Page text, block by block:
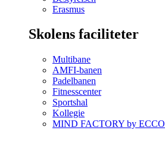
Erasmus
Skolens faciliteter
Multibane
AMFI-banen
Padelbanen
Fitnesscenter
Sportshal
Kollegie
MIND FACTORY by ECCO